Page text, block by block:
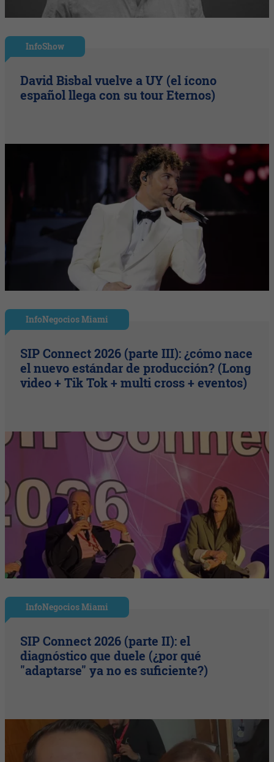
InfoShow
David Bisbal vuelve a UY (el ícono
español llega con su tour Eternos)
InfoNegocios Miami
SIP Connect 2026 (parte III): ¿cómo nace
el nuevo estándar de producción? (Long
video + Tik Tok + multi cross + eventos)
InfoNegocios Miami
SIP Connect 2026 (parte II): el
diagnóstico que duele (¿por qué
"adaptarse" ya no es suficiente?)